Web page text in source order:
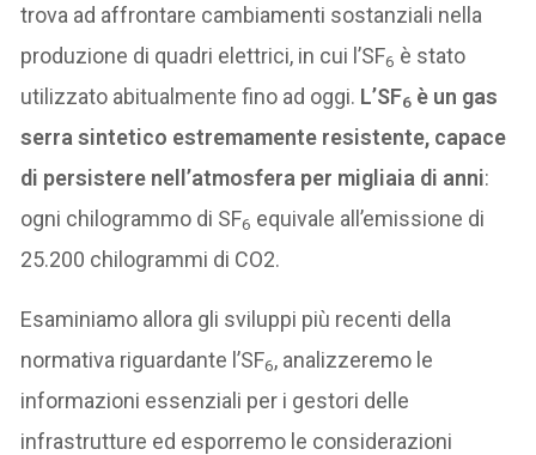
trova ad affrontare cambiamenti sostanziali nella
produzione di quadri elettrici, in cui l’SF6 è stato
utilizzato abitualmente fino ad oggi. L’SF6 è un gas
serra sintetico estremamente resistente, capace
di persistere nell’atmosfera per migliaia di anni:
ogni chilogrammo di SF6 equivale all’emissione di
25.200 chilogrammi di CO2.
Esaminiamo allora gli sviluppi più recenti della
normativa riguardante l’SF6, analizzeremo le
informazioni essenziali per i gestori delle
infrastrutture ed esporremo le considerazioni